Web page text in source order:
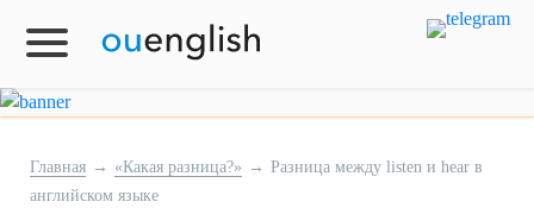
Главная → «Какая разница?» → Разница между listen и hear в
английском языке